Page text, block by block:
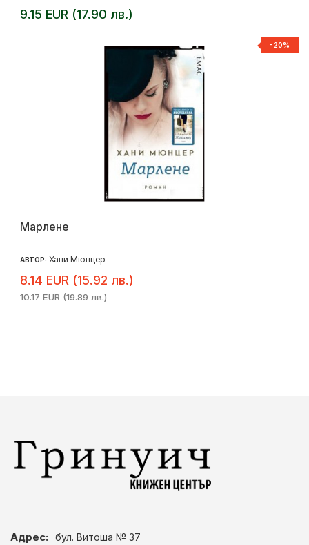
9.15 EUR (17.90 лв.)
-20%
Марлене
АВТОР: Хани Мюнцер
8.14 EUR (15.92 лв.)
10.17 EUR (19.89 лв.)
Адрес: бул. Витоша № 37